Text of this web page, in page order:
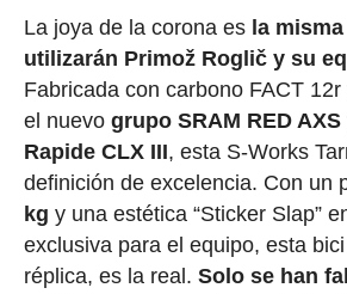
La joya de la corona es la
utilizarán Primož Roglič y su
Fabricada con carbono FACT
el nuevo grupo SRAM RED AXS
Rapide CLX III, esta S-Works
definición de excelencia. Con un
kg y una estética “Sticker Slap”
exclusiva para el equipo, esta
réplica, es la real. Solo se han